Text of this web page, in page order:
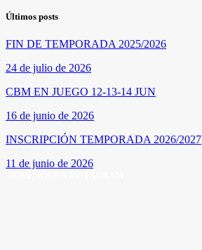
Últimos posts
FIN DE TEMPORADA 2025/2026
24 de julio de 2026
CBM EN JUEGO 12-13-14 JUN
16 de junio de 2026
INSCRIPCIÓN TEMPORADA 2026/2027
11 de junio de 2026